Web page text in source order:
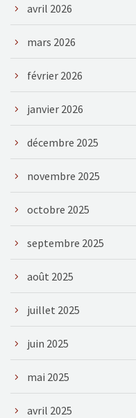
avril 2026
mars 2026
février 2026
janvier 2026
décembre 2025
novembre 2025
octobre 2025
septembre 2025
août 2025
juillet 2025
juin 2025
mai 2025
avril 2025